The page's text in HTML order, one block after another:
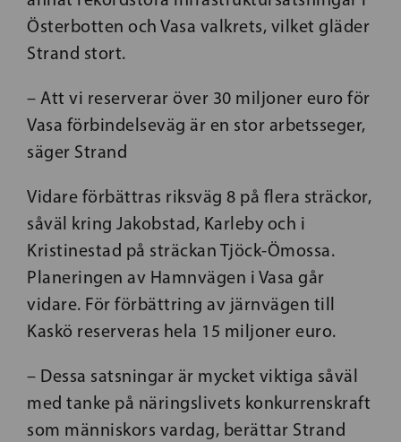
Österbotten och Vasa valkrets, vilket gläder
Strand stort.
– Att vi reserverar över 30 miljoner euro för
Vasa förbindelseväg är en stor arbetsseger,
säger Strand
Vidare förbättras riksväg 8 på flera sträckor,
såväl kring Jakobstad, Karleby och i
Kristinestad på sträckan Tjöck-Ömossa.
Planeringen av Hamnvägen i Vasa går
vidare. För förbättring av järnvägen till
Kaskö reserveras hela 15 miljoner euro.
– Dessa satsningar är mycket viktiga såväl
med tanke på näringslivets konkurrenskraft
som människors vardag, berättar Strand